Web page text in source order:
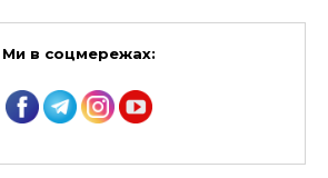
Ми в соцмережах: